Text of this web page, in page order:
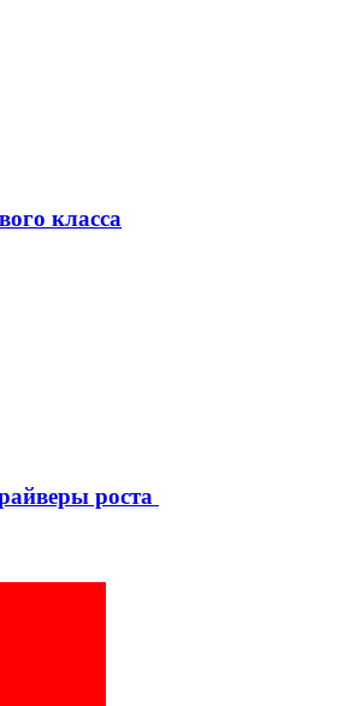
класса
роста